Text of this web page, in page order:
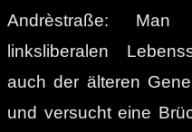
Andrèstraße:
linksliberalen
auch der älteren
und versucht eine